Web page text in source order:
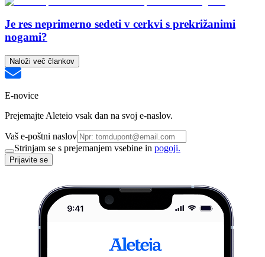
Je res neprimerno sedeti v cerkvi s prekrižanimi
nogami?
Naloži več člankov
E-novice
Prejemajte Aleteio vsak dan na svoj e-naslov.
Vaš e-poštni naslov
Strinjam se s prejemanjem vsebine in pogoji.
Prijavite se